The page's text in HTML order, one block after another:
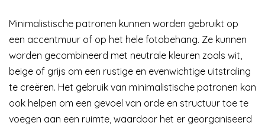
Minimalistische patronen kunnen worden gebruikt op
een accentmuur of op het hele fotobehang. Ze kunnen
worden gecombineerd met neutrale kleuren zoals wit,
beige of grijs om een rustige en evenwichtige uitstraling
te creëren. Het gebruik van minimalistische patronen kan
ook helpen om een gevoel van orde en structuur toe te
voegen aan een ruimte, waardoor het er georganiseerd